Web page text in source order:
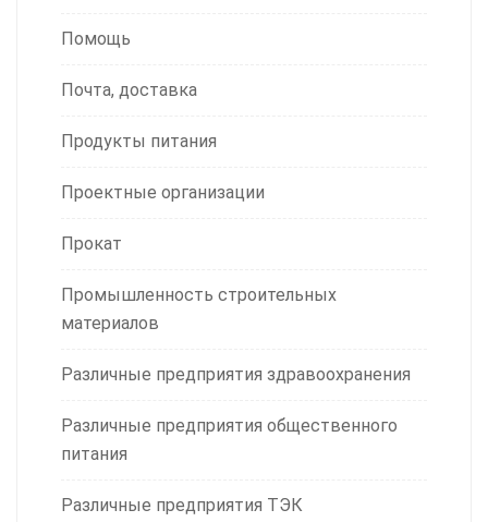
Помощь
Почта, доставка
Продукты питания
Проектные организации
Прокат
Промышленность строительных
материалов
Различные предприятия здравоохранения
Различные предприятия общественного
питания
Различные предприятия ТЭК